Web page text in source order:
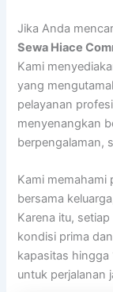
Jika Anda
Sewa Hiace
Kami
yang
pelayanan
menyenangkan
berpengalaman,
Kami memahami
bersama
Karena itu,
kondisi prima
kapasitas hingga
untuk perjalanan